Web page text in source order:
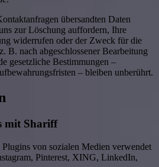
übersandten Daten
zur Löschung auffordern, Ihre
widerrufen oder der Zweck für die
B. nach abgeschlossener Bearbeitung
gesetzliche Bestimmungen –
– bleiben unberührt.
mit Shariff
von sozialen Medien verwendet
Pinterest, XING, LinkedIn,